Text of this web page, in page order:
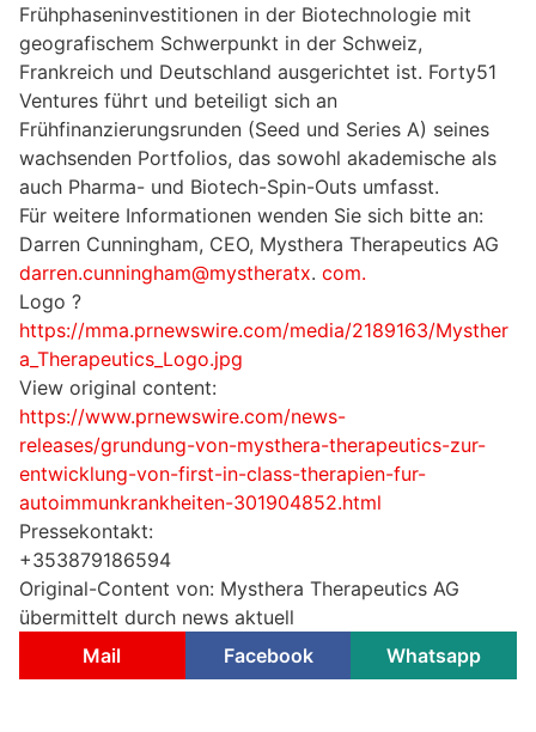
Frühphaseninvestitionen in der Biotechnologie mit
geografischem Schwerpunkt in der Schweiz,
Frankreich und Deutschland ausgerichtet ist. Forty51
Ventures führt und beteiligt sich an
Frühfinanzierungsrunden (Seed und Series A) seines
wachsenden Portfolios, das sowohl akademische als
auch Pharma- und Biotech-Spin-Outs umfasst.
Für weitere Informationen wenden Sie sich bitte an:
Darren Cunningham, CEO, Mysthera Therapeutics AG
darren.cunningham@mystheratx. com.
Logo ?
https://mma.prnewswire.com/media/2189163/Mysther
a_Therapeutics_Logo.jpg
View original content:
https://www.prnewswire.com/news-
releases/grundung-von-mysthera-therapeutics-zur-
entwicklung-von-first-in-class-therapien-fur-
autoimmunkrankheiten-301904852.html
Pressekontakt:
+353879186594
Original-Content von: Mysthera Therapeutics AG
übermittelt durch news aktuell
Mail
Facebook Whatsapp